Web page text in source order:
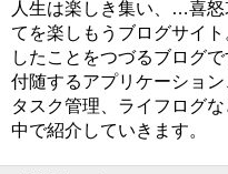
人生は楽しき集い、…喜
てを楽しもうブログサイ
したことをつづるブログ
付随するアプリケーショ
タスク管理、ライフログ
中で紹介していきます。